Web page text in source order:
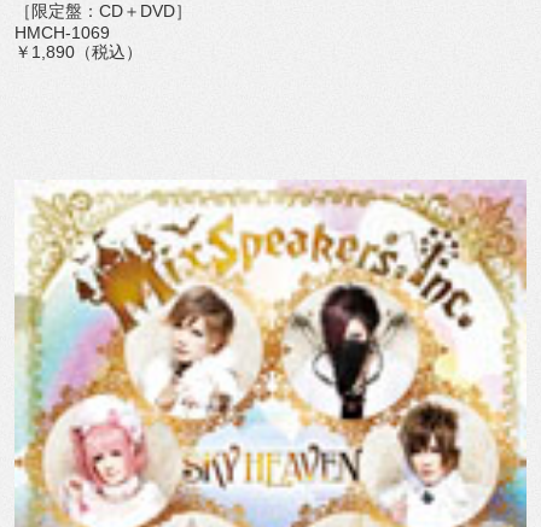
［限定盤：CD＋DVD］
HMCH-1069
￥1,890（税込）